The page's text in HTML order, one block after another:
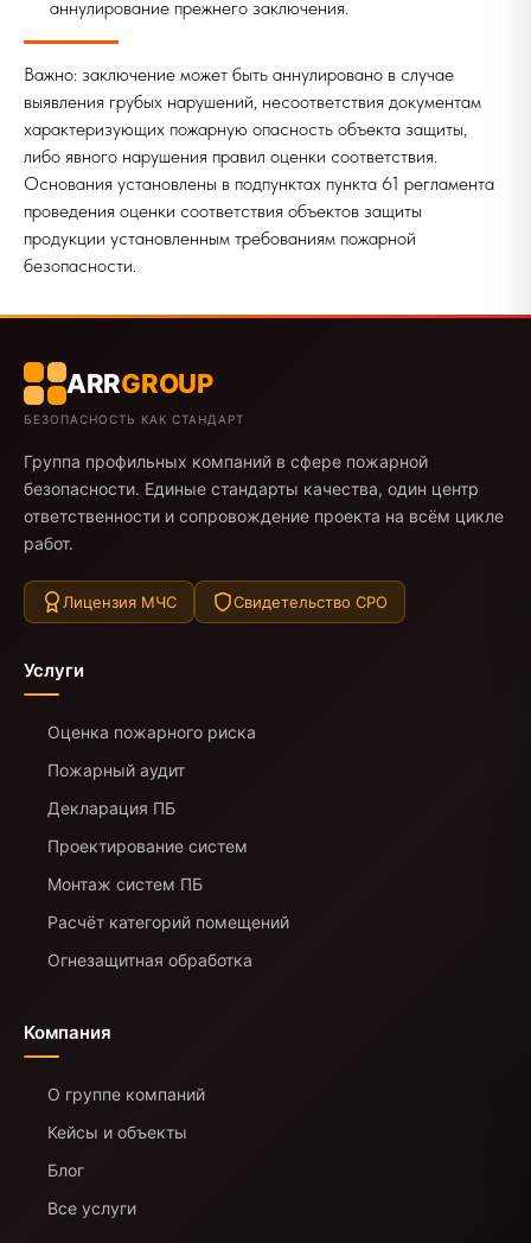
аннулирование прежнего заключения.
Важно: заключение может быть аннулировано в случае
выявления грубых нарушений, несоответствия документам
характеризующих пожарную опасность объекта защиты,
либо явного нарушения правил оценки соответствия.
Основания установлены в подпунктах пункта 61 регламента
проведения оценки соответствия объектов защиты
продукции установленным требованиям пожарной
безопасности.
ARRGROUP
БЕЗОПАСНОСТЬ КАК СТАНДАРТ
Группа профильных компаний в сфере пожарной
безопасности. Единые стандарты качества, один центр
ответственности и сопровождение проекта на всём цикле
работ.
Лицензия МЧС Свидетельство СРО
Услуги
Оценка пожарного риска
Пожарный аудит
Декларация ПБ
Проектирование систем
Монтаж систем ПБ
Расчёт категорий помещений
Огнезащитная обработка
Компания
О группе компаний
Кейсы и объекты
Блог
Все услуги